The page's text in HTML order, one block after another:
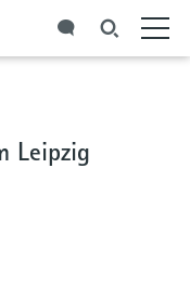
Leipzig